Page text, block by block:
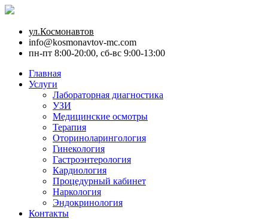
ул.Космонавтов
info@kosmonavtov-mc.com
пн-пт 8:00-20:00, сб-вс 9:00-13:00
Главная
Услуги
Лабораторная диагностика
УЗИ
Медицинские осмотры
Терапия
Оториноларингология
Гинекология
Гастроэнтерология
Кардиология
Процедурный кабинет
Наркология
Эндокринология
Контакты